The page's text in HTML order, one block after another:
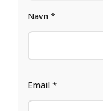
Navn *
Email *